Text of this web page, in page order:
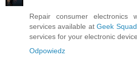
Repair consumer electronics
services available atGeek
services for your electronic
Odpowiedz